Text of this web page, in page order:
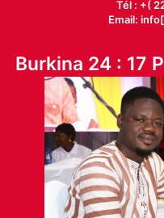
Tél : +(
Email:
Burkina 24 : 17